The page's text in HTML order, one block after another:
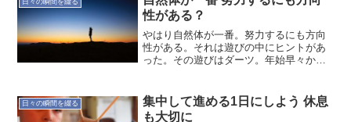
日々の瞬間を綴る
性がある？
やはり自然体が一番。努力するにも方向
性がある。それは遊びの中にヒントがあ
った。その遊びはダーツ。年始早々から
に気付かされた。なんとなくこうでなけ
ればならないという思い込...
日々の瞬間を綴る
集中して進める1日にしよう 休息
も大切に